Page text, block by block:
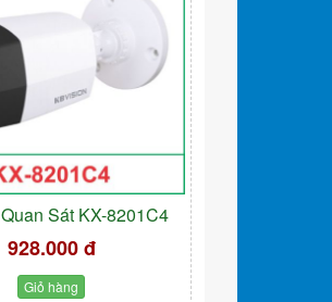
Sát KX-8201C4
928.000 đ
Giỏ hàng